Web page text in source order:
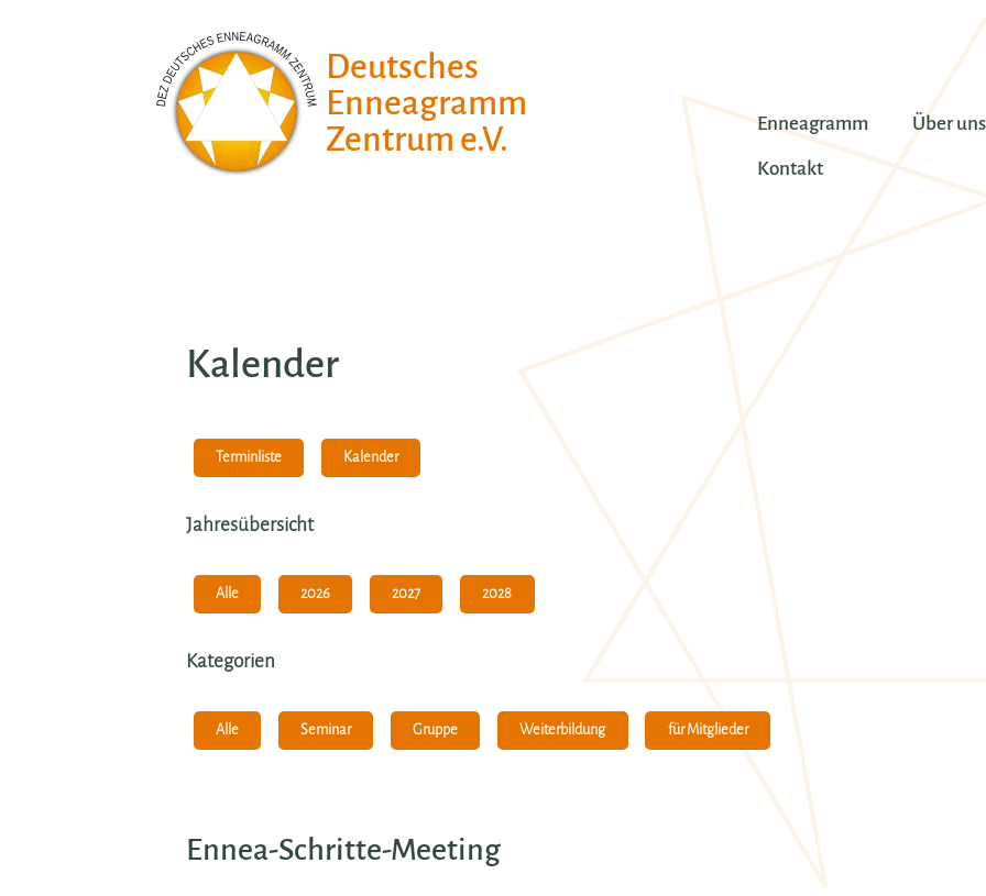
Deutsches
Enneagramm
Zentrum e.V.
Enneagramm Über uns
Kontakt
Kalender
Terminliste Kalender
Jahresübersicht
Alle 2026 2027 2028
Kategorien
Alle Seminar Gruppe Weiterbildung für Mitglieder
Ennea-Schritte-Meeting